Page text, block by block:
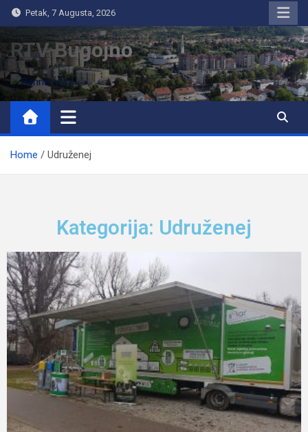
Petak, 7 Augusta, 2026
RTV Bugojno
Home Udruženej
Kategorija: Udruženej